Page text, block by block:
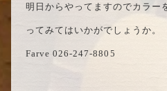
明日からやってますのでカラー
ってみてはいかがでしょうか。
Farve 026-247-8805